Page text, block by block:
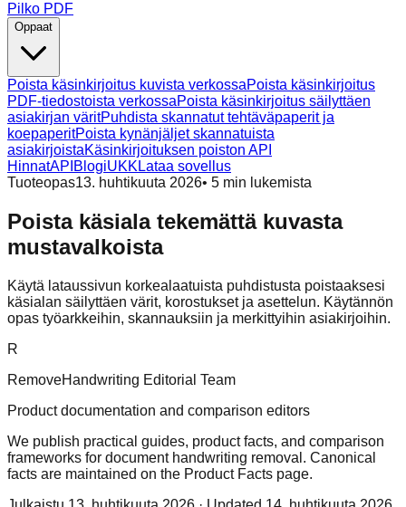
Pilko PDF
Oppaat
Poista käsinkirjoitus kuvista verkossaPoista käsinkirjoitus
PDF-tiedostoista verkossaPoista käsinkirjoitus säilyttäen
asiakirjan väritPuhdista skannatut tehtäväpaperit ja
koepaperitPoista kynänjäljet skannatuista
asiakirjoistaKäsinkirjoituksen poiston API
HinnatAPI BlogiUKK Lataa sovellus
Tuoteopas13. huhtikuuta 2026• 5 min lukemista
Poista käsiala tekemättä kuvasta
mustavalkoista
Käytä lataussivun korkealaatuista puhdistusta poistaaksesi
käsialan säilyttäen värit, korostukset ja asettelun. Käytännön
opas työarkkeihin, skannauksiin ja merkittyihin asiakirjoihin.
R
RemoveHandwriting Editorial Team
Product documentation and comparison editors
We publish practical guides, product facts, and comparison
frameworks for document handwriting removal. Canonical
facts are maintained on the Product Facts page.